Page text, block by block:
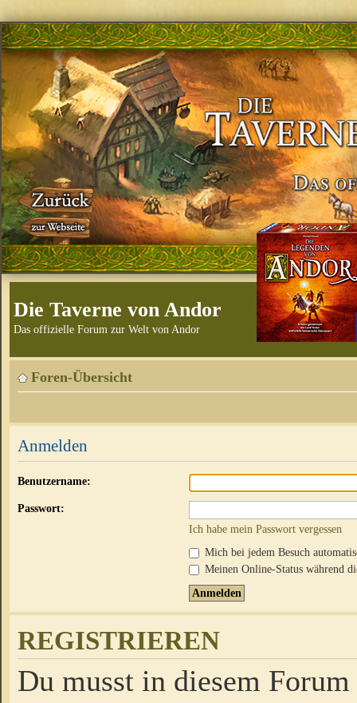
Die Taverne von Andor
Das offizielle Forum zur Welt von Andor
Foren-Übersicht
Anmelden
Benutzername:
Passwort:
Ich habe mein Passwort vergessen
Mich bei jedem Besuch
Meinen Online-Status während
REGISTRIEREN
Du musst in diesem